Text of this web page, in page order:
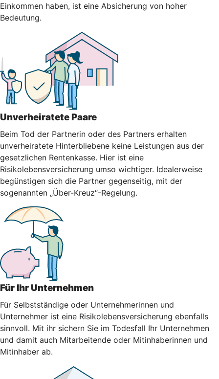
Einkommen haben, ist eine Absicherung von hoher
Bedeutung.
Unverheiratete Paare
Beim Tod der Partnerin oder des Partners erhalten
unverheiratete Hinterbliebene keine Leistungen aus der
gesetzlichen Rentenkasse. Hier ist eine
Risikolebensversicherung umso wichtiger. Idealerweise
begünstigen sich die Partner gegenseitig, mit der
sogenannten „Über-Kreuz“-Regelung.
Für Ihr Unternehmen
Für Selbstständige oder Unternehmerinnen und
Unternehmer ist eine Risikolebensversicherung ebenfalls
sinnvoll. Mit ihr sichern Sie im Todesfall Ihr Unternehmen
und damit auch Mitarbeitende oder Mitinhaberinnen und
Mitinhaber ab.